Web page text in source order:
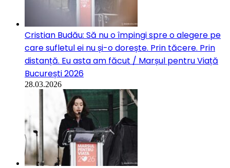
Cristian Budău: Să nu o împingi spre o alegere pe
care sufletul ei nu și-o dorește. Prin tăcere. Prin
distanță. Eu asta am făcut / Marșul pentru Viață
București 2026
28.03.2026